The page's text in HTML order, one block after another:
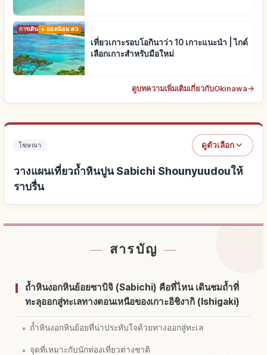
การเดินทางยอดนิยม #3
เที่ยวเกาะรอบโอกินาว่า 10 เกาะแนะนำ | ไกด์
เลือกเกาะสำหรับมือใหม่
ดูบทความเพิ่มเติมเกี่ยวกับOkinawa→
โฆษณา ดูตัวเลือก
วางแผนเที่ยวถ้ำหินปูน Sabichi Shounyuudouให้
ราบรื่น
สารบัญ
ถ้ำหินงอกหินย้อยซาบิจิ (Sabichi) คือที่ไหน เดินชมถ้ำที่
ทะลุออกสู่ทะเลทางตอนเหนือของเกาะอิชิงากิ (Ishigaki)
ถ้ำหินงอกหินย้อยที่น่าประทับใจด้วยทางออกสู่ทะเล
จุดที่เหมาะกับนักท่องเที่ยวต่างชาติ